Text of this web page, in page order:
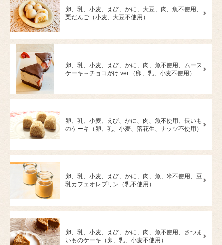
卵、乳、小麦、えび、かに、大豆、肉、魚不使用、
栗だんご（小麦、大豆不使用）
卵、乳、小麦、えび、かに、肉、魚不使用、ムース
ケーキ～チョコがけ ver.（卵、乳、小麦不使用）
卵、乳、小麦、えび、かに、肉、魚不使用、長いも
のケーキ（卵、乳、小麦、落花生、ナッツ不使用）
卵、乳、小麦、えび、かに、肉、魚、米不使用、豆
乳カフェオレプリン（乳不使用）
卵、乳、小麦、えび、かに、肉、魚不使用、さつま
いものケーキ（卵、乳、小麦不使用）